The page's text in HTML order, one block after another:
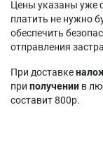
Samsung HL-
S5088W
Samsung HL-
S5666W
S5686W
Samsung HL-
S5687W
Цены указаны уже
платить не нужно
обеспечить
отправления
При доставке
при получении в
составит 800р.